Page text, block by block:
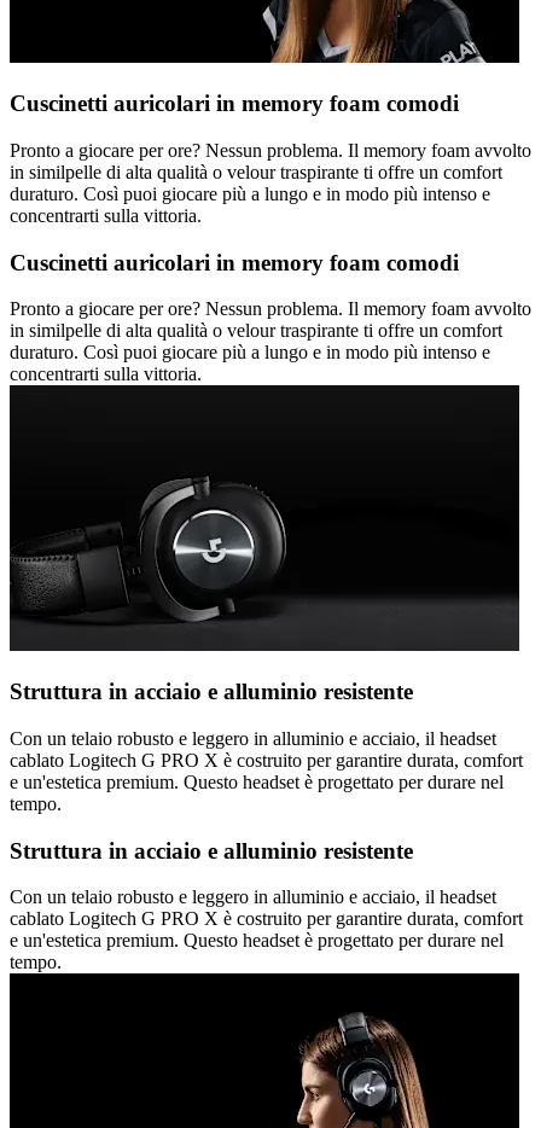
Cuscinetti auricolari in memory foam comodi
Pronto a giocare per ore? Nessun problema. Il memory foam avvolto
in similpelle di alta qualità o velour traspirante ti offre un comfort
duraturo. Così puoi giocare più a lungo e in modo più intenso e
concentrarti sulla vittoria.
Cuscinetti auricolari in memory foam comodi
Pronto a giocare per ore? Nessun problema. Il memory foam avvolto
in similpelle di alta qualità o velour traspirante ti offre un comfort
duraturo. Così puoi giocare più a lungo e in modo più intenso e
concentrarti sulla vittoria.
Struttura in acciaio e alluminio resistente
Con un telaio robusto e leggero in alluminio e acciaio, il headset
cablato Logitech G PRO X è costruito per garantire durata, comfort
e un'estetica premium. Questo headset è progettato per durare nel
tempo.
Struttura in acciaio e alluminio resistente
Con un telaio robusto e leggero in alluminio e acciaio, il headset
cablato Logitech G PRO X è costruito per garantire durata, comfort
e un'estetica premium. Questo headset è progettato per durare nel
tempo.